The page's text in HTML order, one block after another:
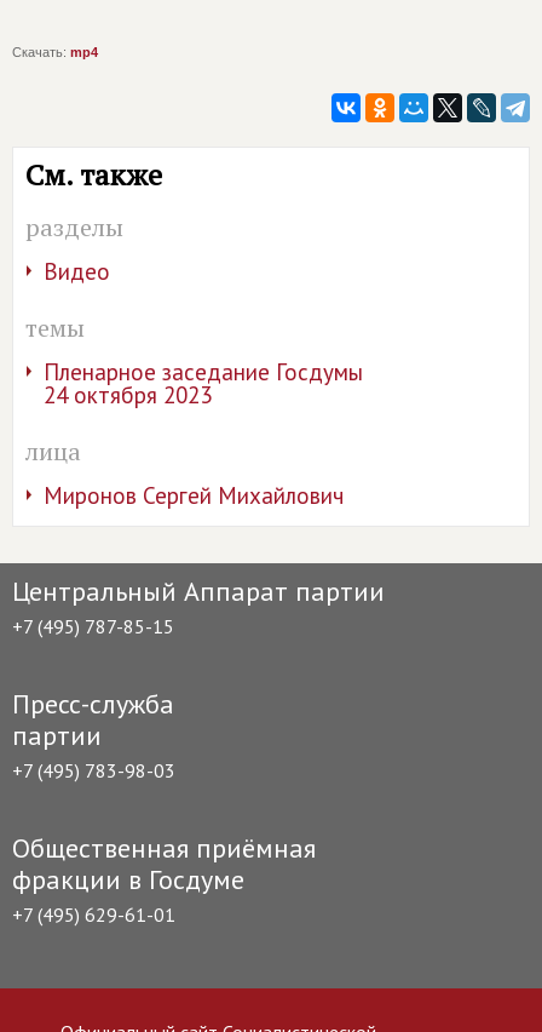
Скачать: mp4
См. также
разделы
Видео
темы
Пленарное заседание Госдумы
24 октября 2023
лица
Миронов Сергей Михайлович
Центральный Аппарат партии
+7 (495) 787-85-15
Пресс-служба
партии
+7 (495) 783-98-03
Общественная приёмная
фракции в Госдуме
+7 (495) 629-61-01